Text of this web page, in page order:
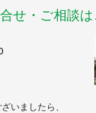
せ・ご相談
いましたら、